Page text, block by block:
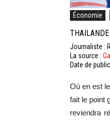
Économie
Journaliste :
La source :
Date de
Où en est
fait le point
reviendra